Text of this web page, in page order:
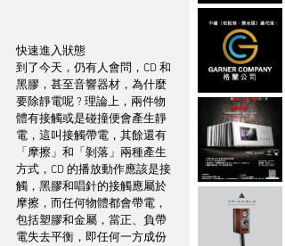
快速進入狀態
到了今天，仍有人會問，CD 和
黑膠，甚至音響器材，為什麼
要除靜電呢 ? 理論上，兩件物
體有接觸或是碰撞便會產生靜
電，這叫接觸帶電，其餘還有
「摩擦」和「剝落」兩種產生
方式，CD 的播放動作應該是接
觸，黑膠和唱針的接觸應屬於
摩擦，而任何物體都會帶電，
包括塑膠和金屬，當正、負帶
電失去平衡，即任何一方成份